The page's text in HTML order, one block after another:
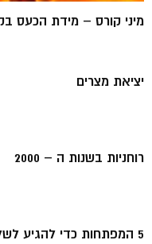
מיני קורס – מידת הכעס
יציאת מצרים
רוחניות בשנות ה – 2000
5 המפתחות כדי להגיע לשלמות